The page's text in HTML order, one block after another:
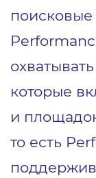
поисковые
которые
и
то есть